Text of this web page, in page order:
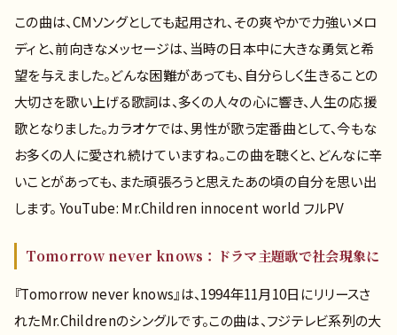
この曲は、CMソングとしても起用され、その爽やかで力強いメロ
ディと、前向きなメッセージは、当時の日本中に大きな勇気と希
望を与えました。どんな困難があっても、自分らしく生きることの
大切さを歌い上げる歌詞は、多くの人々の心に響き、人生の応援
歌となりました。カラオケでは、男性が歌う定番曲として、今もな
お多くの人に愛され続けていますね。この曲を聴くと、どんなに辛
いことがあっても、また頑張ろうと思えたあの頃の自分を思い出
します。 YouTube: Mr.Children innocent world フルPV
Tomorrow never knows：ドラマ主題歌で社会現象に
『Tomorrow never knows』は、1994年11月10日にリリースさ
れたMr.Childrenのシングルです。この曲は、フジテレビ系列の大